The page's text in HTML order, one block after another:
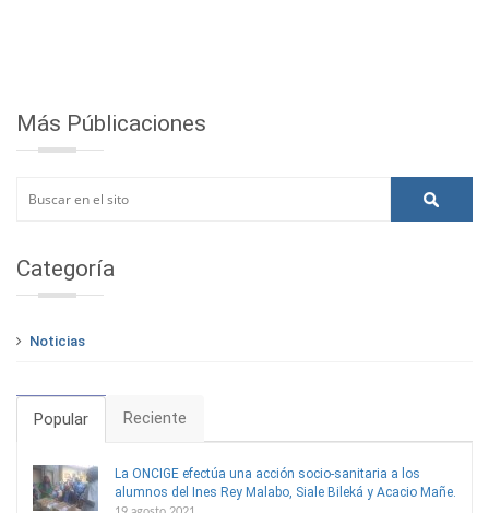
Más Públicaciones
Categoría
Noticias
Popular Reciente
La ONCIGE efectúa una acción socio-sanitaria a los
alumnos del Ines Rey Malabo, Siale Bileká y Acacio Mañe.